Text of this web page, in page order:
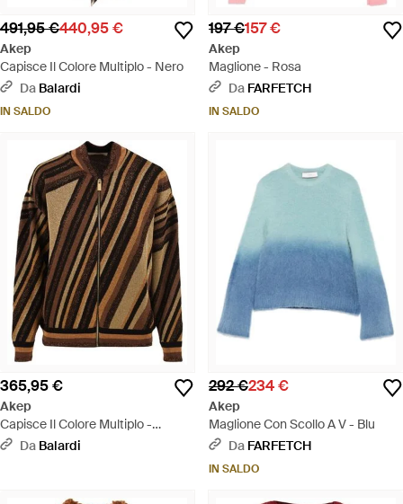
491,95 €440,95 €
Akep
Capisce Il Colore Multiplo - Nero
Da Balardi
IN SALDO
197 €157 €
Akep
Maglione - Rosa
Da FARFETCH
IN SALDO
365,95 €
Akep
Capisce Il Colore Multiplo -
Marrone
Da Balardi
292 €234 €
Akep
Maglione Con Scollo A V - Blu
Da FARFETCH
IN SALDO